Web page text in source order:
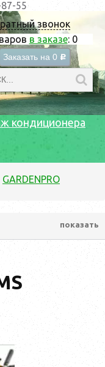
звонок
в заказе: 0
Заказать на 0 c
55
кондиционера
GARDENPRO
показать